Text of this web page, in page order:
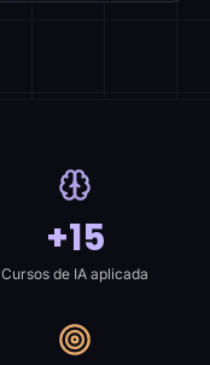
+15
Cursos de IA aplicada